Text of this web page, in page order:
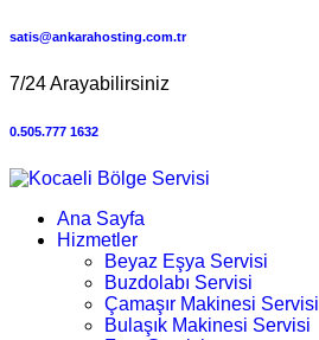
satis@ankarahosting.com.tr
7/24 Arayabilirsiniz
0.505.777 1632
Ana Sayfa
Hizmetler
Beyaz Eşya Servisi
Buzdolabı Servisi
Çamaşır Makinesi Servisi
Bulaşık Makinesi Servisi